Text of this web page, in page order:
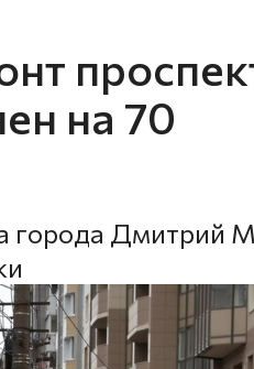
на 70
города Дмитрий